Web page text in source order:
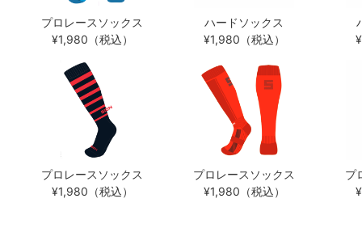
プロレースソックス
¥1,980（税込）
ハードソックス
¥1,980（税込）
プロレースソックス
¥1,980（税込）
プロレースソックス
¥1,980（税込）
プ